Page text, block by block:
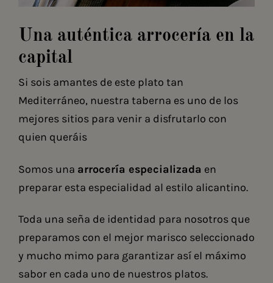
Una auténtica arrocería en la
capital
Si sois amantes de este plato tan
Mediterráneo, nuestra taberna es uno de los
mejores sitios para venir a disfrutarlo con
quien queráis
Somos una arrocería especializada en
preparar esta especialidad al estilo alicantino.
Toda una seña de identidad para nosotros que
preparamos con el mejor marisco seleccionado
y mucho mimo para garantizar así el máximo
sabor en cada uno de nuestros platos.